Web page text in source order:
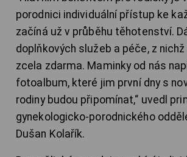
porodnici individuální přístup ke
začíná už v průběhu těhotenství.
doplňkových služeb a péče, z
zcela zdarma. Maminky od nás
fotoalbum, které jim první dny s
rodiny budou připomínat,“ uvedl
gynekologicko-porodnického
Dušan Kolařík.